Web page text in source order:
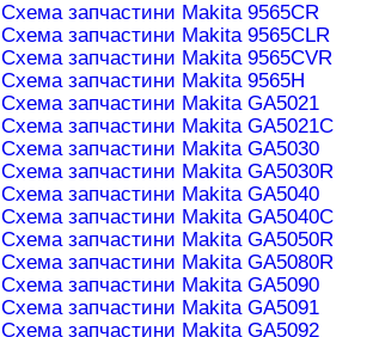
Схема запчастини Makita 9565CR
Схема запчастини Makita 9565CLR
Схема запчастини Makita 9565CVR
Схема запчастини Makita 9565H
Схема запчастини Makita GA5021
Схема запчастини Makita GA5021C
Схема запчастини Makita GA5030
Схема запчастини Makita GA5030R
Схема запчастини Makita GA5040
Схема запчастини Makita GA5040C
Схема запчастини Makita GA5050R
Схема запчастини Makita GA5080R
Схема запчастини Makita GA5090
Схема запчастини Makita GA5091
Схема запчастини Makita GA5092